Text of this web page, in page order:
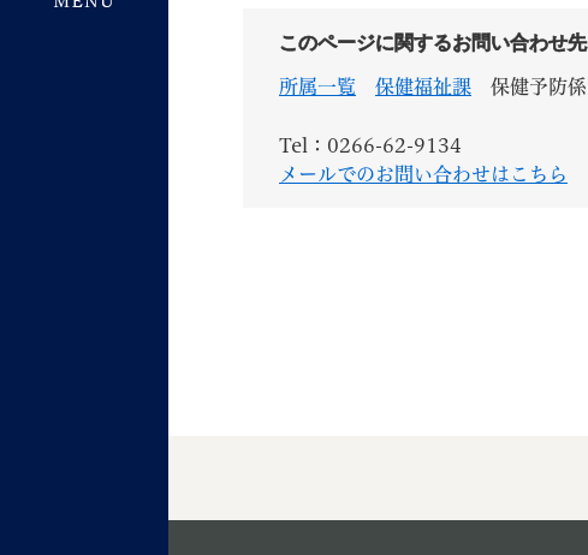
このページに関するお問い合わせ先
所属一覧 保健福祉課 保健予防係
Tel：0266-62-9134
メールでのお問い合わせはこちら